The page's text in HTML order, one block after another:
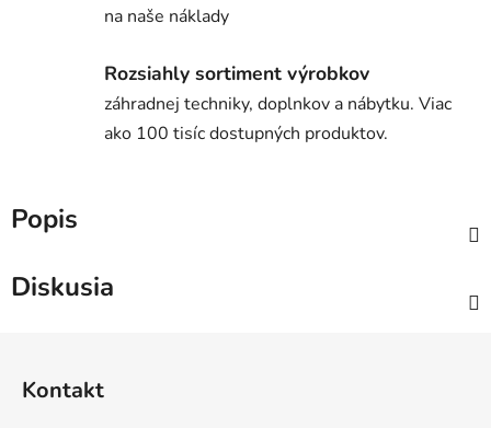
na naše náklady
Rozsiahly sortiment výrobkov
záhradnej techniky, doplnkov a nábytku. Viac
ako 100 tisíc dostupných produktov.
Popis
Diskusia
Kontakt